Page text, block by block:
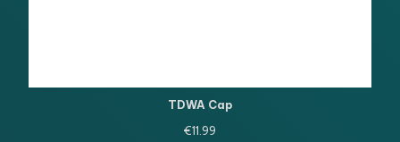
TDWA Cap
€11.99